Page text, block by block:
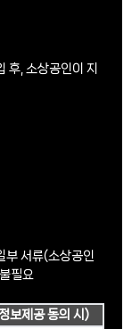
후, 소상공인이 지
부 서류(소상공인
필요
보제공 동의 시)